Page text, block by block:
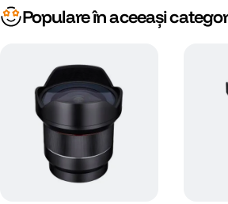
Populare în aceeași